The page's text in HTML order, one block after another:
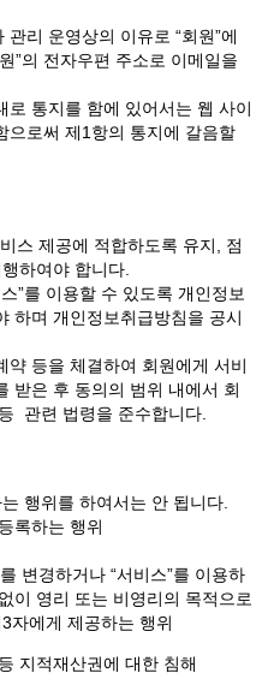
리 운영상의 이유로 “회원”에
”의 전자우편 주소로 이메일을
통지를 함에 있어서는 웹 사이
으로써 제1항의 통지에 갈음할
스 제공에 적합하도록 유지, 점
하여야 합니다.
”를 이용할 수 있도록 개인정보
하며 개인정보취급방침을 공시
등을 체결하여 회원에게 서비
받은 후 동의의 범위 내에서 회
관련 법령을 준수합니다.
행위를 하여서는 안 됩니다.
록하는 행위
변경하거나 “서비스”를 이용하
이 영리 또는 비영리의 목적으로
자에게 제공하는 행위
지적재산권에 대한 침해